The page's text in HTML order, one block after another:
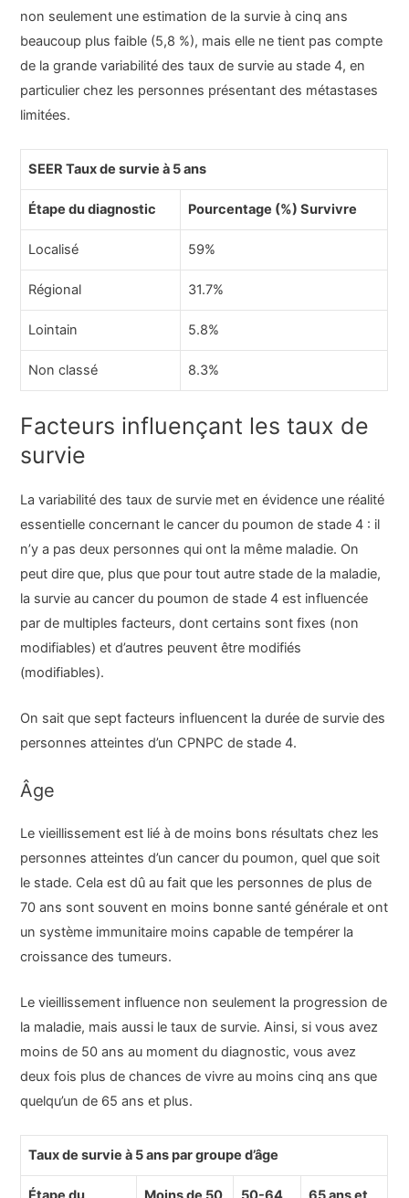
non seulement une estimation de la survie à cinq ans
beaucoup plus faible (5,8 %), mais elle ne tient pas compte
de la grande variabilité des taux de survie au stade 4, en
particulier chez les personnes présentant des métastases
limitées.
SEER Taux de survie à 5 ans
Étape du diagnostic Pourcentage (%) Survivre
Localisé 59%
Régional 31.7%
Lointain 5.8%
Non classé 8.3%
Facteurs influençant les taux de
survie
La variabilité des taux de survie met en évidence une réalité
essentielle concernant le cancer du poumon de stade 4 : il
n’y a pas deux personnes qui ont la même maladie. On
peut dire que, plus que pour tout autre stade de la maladie,
la survie au cancer du poumon de stade 4 est influencée
par de multiples facteurs, dont certains sont fixes (non
modifiables) et d’autres peuvent être modifiés
(modifiables).
On sait que sept facteurs influencent la durée de survie des
personnes atteintes d’un CPNPC de stade 4.
Âge
Le vieillissement est lié à de moins bons résultats chez les
personnes atteintes d’un cancer du poumon, quel que soit
le stade. Cela est dû au fait que les personnes de plus de
70 ans sont souvent en moins bonne santé générale et ont
un système immunitaire moins capable de tempérer la
croissance des tumeurs.
Le vieillissement influence non seulement la progression de
la maladie, mais aussi le taux de survie. Ainsi, si vous avez
moins de 50 ans au moment du diagnostic, vous avez
deux fois plus de chances de vivre au moins cinq ans que
quelqu’un de 65 ans et plus.
Taux de survie à 5 ans par groupe d’âge